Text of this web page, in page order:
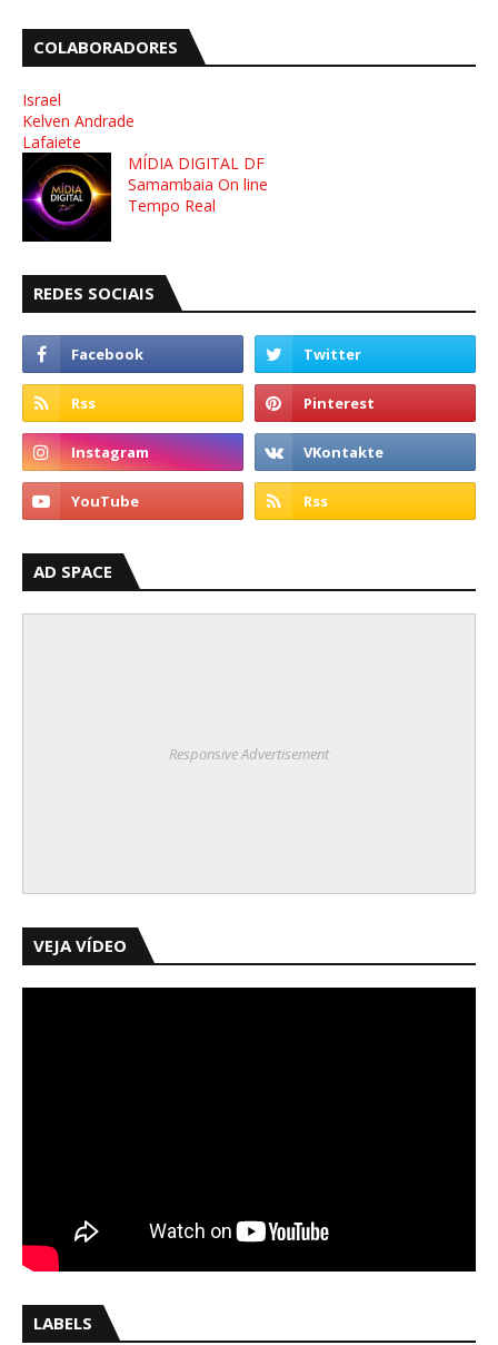
COLABORADORES
Israel
Kelven Andrade
Lafaiete
MÍDIA DIGITAL DF
Samambaia On line
Tempo Real
REDES SOCIAIS
AD SPACE
Responsive Advertisement
VEJA VÍDEO
LABELS